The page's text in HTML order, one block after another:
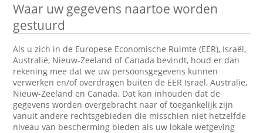
Waar uw gegevens naartoe worden
gestuurd
Als u zich in de Europese Economische Ruimte (EER), Israël,
Australië, Nieuw-Zeeland of Canada bevindt, houd er dan
rekening mee dat we uw persoonsgegevens kunnen
verwerken en/of overdragen buiten de EER Israël, Australië,
Nieuw-Zeeland en Canada. Dat kan inhouden dat de
gegevens worden overgebracht naar of toegankelijk zijn
vanuit andere rechtsgebieden die misschien niet hetzelfde
niveau van bescherming bieden als uw lokale wetgeving